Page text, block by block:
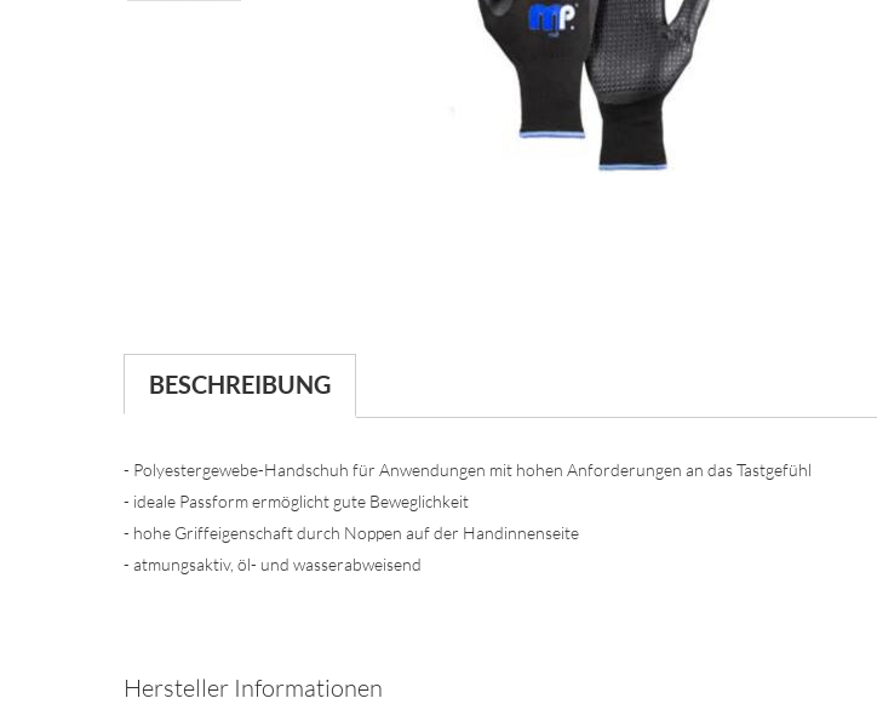
BESCHREIBUNG
- Polyestergewebe-Handschuh für Anwendungen mit hohen Anforderungen an das Tastgefühl
- ideale Passform ermöglicht gute Beweglichkeit
- hohe Griffeigenschaft durch Noppen auf der Handinnenseite
- atmungsaktiv, öl- und wasserabweisend
Hersteller Informationen